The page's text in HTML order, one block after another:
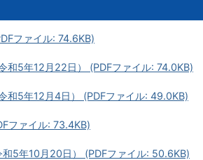
ファイル: 74.6KB)
和5年12月22日） (PDFファイル: 74.0KB)
和5年12月4日） (PDFファイル: 49.0KB)
ファイル: 73.4KB)
5年10月20日） (PDFファイル: 50.6KB)